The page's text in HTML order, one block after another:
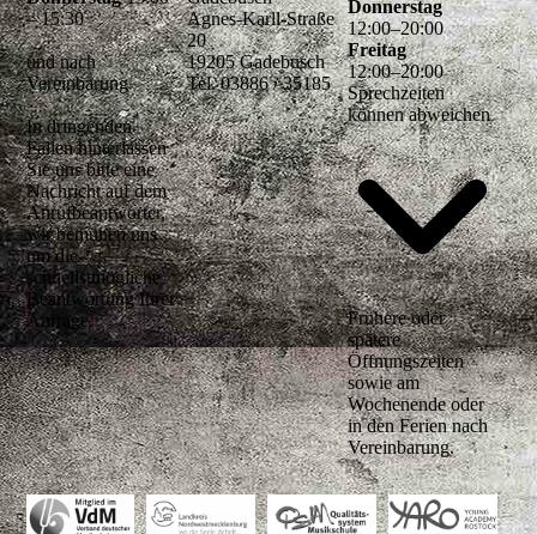
– 15:30
und nach
Vereinbarung
In dringenden
Fällen hinterlassen
Sie uns bitte eine
Nachricht auf dem
Anrufbeantworter,
wir bemühen uns
um die
schnellstmögliche
Beantwortung Ihrer
Anfrage.
Agnes-Karll-Straße
20
19205 Gadebusch
Tel. 03886 / 35185
Donnerstag
12:00–20:00
Freitag
12:00–20:00
Sprechzeiten
können abweichen
Frühere oder
spätere
Öffnungszeiten
sowie am
Wochenende oder
in den Ferien nach
Vereinbarung.